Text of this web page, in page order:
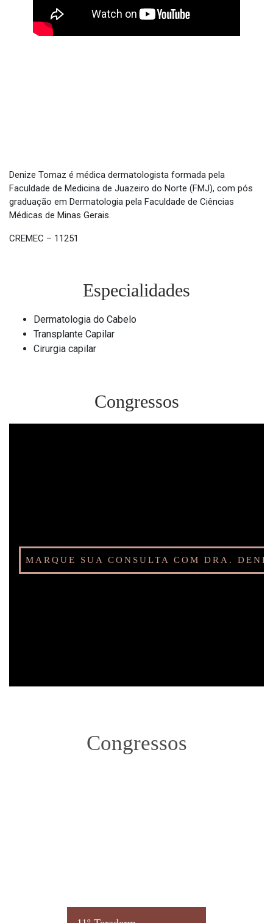
Denize Tomaz é médica dermatologista formada pela
Faculdade de Medicina de Juazeiro do Norte (FMJ), com pós
graduação em Dermatologia pela Faculdade de Ciências
Médicas de Minas Gerais.
CREMEC – 11251
Especialidades
Dermatologia do Cabelo
Transplante Capilar
Cirurgia capilar
Congressos
MARQUE SUA CONSULTA COM DRA.
Congressos